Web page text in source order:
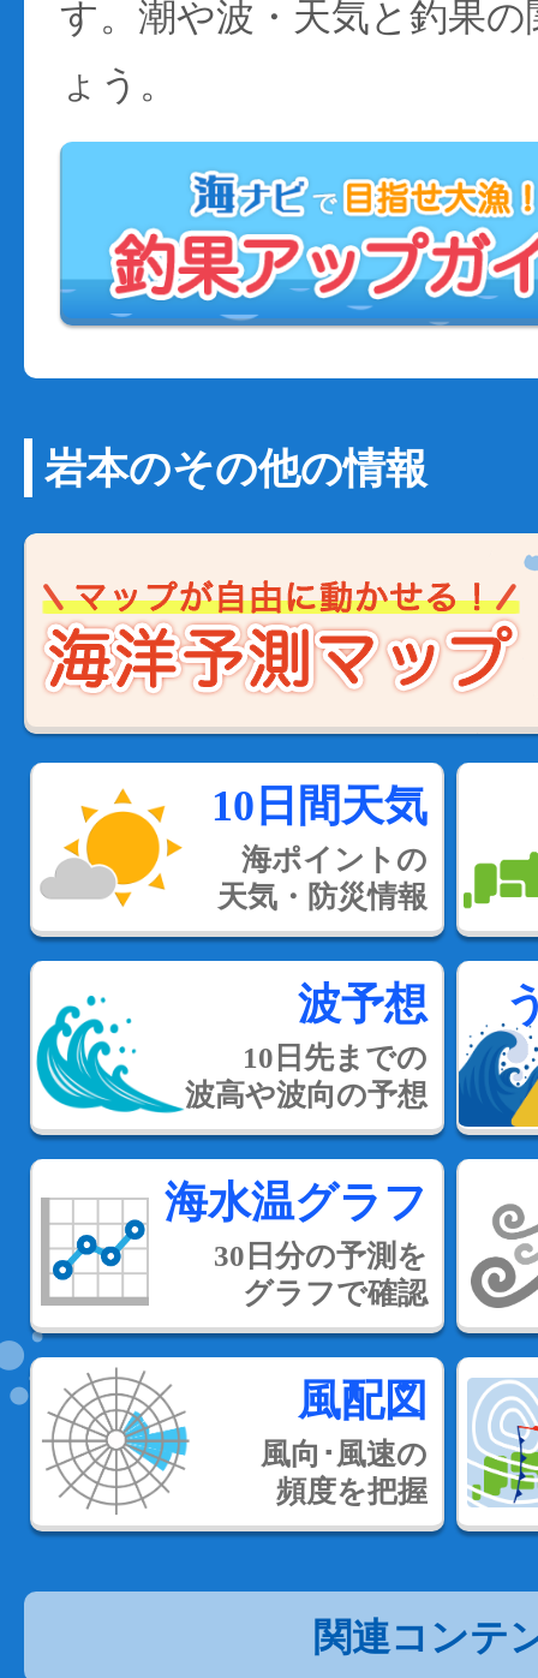
す。潮や波・天気と釣果
ょう。
岩本のその他の情報
10日間天気
海ポイントの
天気・防災情報
波予想
10日先までの
波高や波向の予想
海水温グラフ
30日分の予測を
グラフで確認
風配図
風向･風速の
頻度を把握
関連コンテ